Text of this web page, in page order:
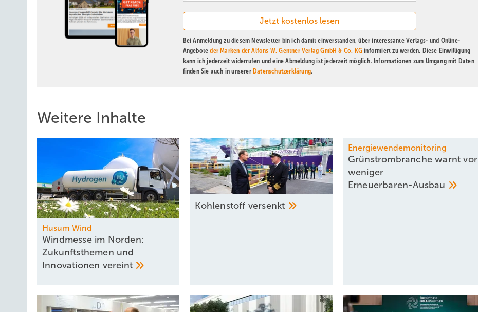
Bei Anmeldung zu diesem Newsletter bin ich damit einverstanden, über interessante Verlags- und Online-
Angeboteder Marken der Alfons W. Gentner Verlag GmbH & Co. KG informiert zu werden. Diese Einwilligung
kann ich jederzeit widerrufen und eine Abmeldung ist jederzeit möglich. Informationen zum Umgang mit Daten
finden Sie auch in unserer Datenschutzerklärung.
Weitere Inhalte
Husum Wind
Windmesse im Norden:
Zukunftsthemen und
Innovationen vereint
Kohlenstoff versenkt
Energiewendemonitoring
Grünstrombranche warnt vor
weniger
­Erneuerbaren-Ausbau